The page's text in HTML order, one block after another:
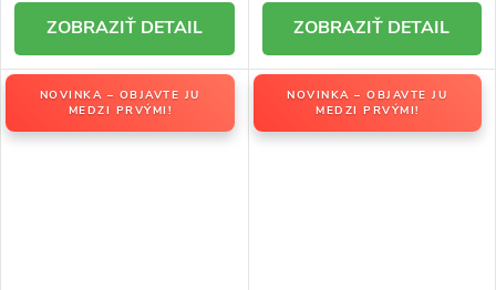
DETAIL DETAIL
NOVINKA – OBJAVTE JU
MEDZI PRVÝMI!
NOVINKA – OBJAVTE JU
MEDZI PRVÝMI!